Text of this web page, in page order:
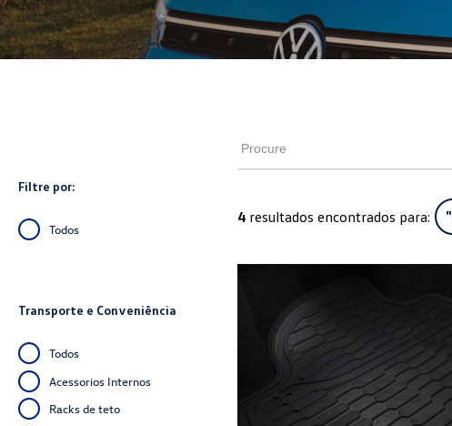
Filtre por:
Todos
Transporte e Conveniência
Todos
Acessorios Internos
Racks de teto
4resultados encontrados para: "